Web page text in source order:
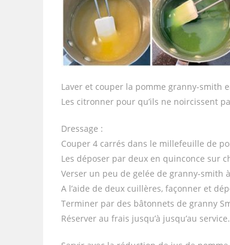
Laver et couper la pomme granny-smith
Les citronner pour qu’ils ne noircissent
Dressage :
Couper 4 carrés dans le millefeuille de
Les déposer par deux en quinconce sur
Verser un peu de gelée de granny-smith
A l’aide de deux cuillères, façonner et
Terminer par des bâtonnets de granny
Réserver au frais jusqu’à jusqu’au service.